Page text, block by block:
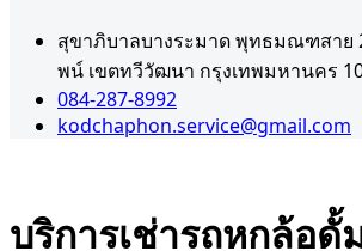
สุขาภิบาลบางระมาด พุทธมณฑสาย
พน์ เขตทวีวัฒนา กรุงเทพมหานคร
084-287-8992
kodchaphon.service@gmail.com
บริการเช่ารถหกล้อดั้